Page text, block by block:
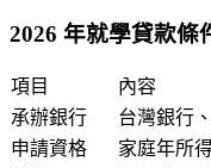
2026 年就學貸款條
項目
內容
承辦銀行
台灣銀行
申請資格
家庭年所